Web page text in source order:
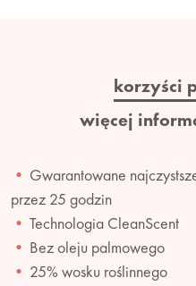
korzyści
więcej
Gwarantowane
przez 25 godzin
Technologia CleanScent
Bez oleju palmowego
25% wosku roślinnego